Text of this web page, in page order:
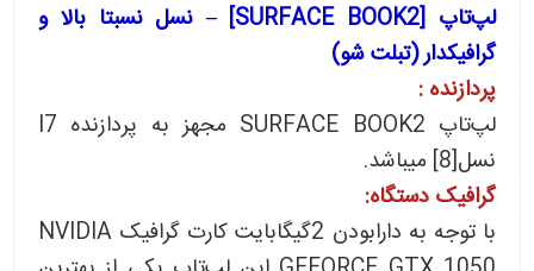
لپ‌تاپ [SURFACE BOOK2] – نسل نسبتا بالا و
گرافیکدار (تبلت شو)
پردازنده :
لپ‌تاپ SURFACE BOOK2 مجهز به پردازنده I7
نسل[8] میباشد.
گرافیک دستگاه:
با توجه به دارابودن 2گیگابایت کارت گرافیک NVIDIA